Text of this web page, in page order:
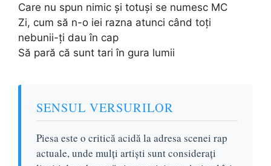
Care nu spun nimic și totuși se numesc MC
Zi, cum să n-o iei razna atunci când toți
nebunii-ți dau în cap
Să pară că sunt tari în gura lumii
SENSUL VERSURILOR
Piesa este o critică acidă la adresa scenei rap
actuale, unde mulți artiști sunt considerați